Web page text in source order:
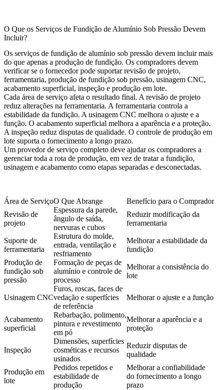
O Que os Serviços de Fundição de Alumínio Sob Pressão Devem
Incluir?
Os serviços de fundição de alumínio sob pressão devem incluir mais
do que apenas a produção de fundição. Os compradores devem
verificar se o fornecedor pode suportar revisão de projeto,
ferramentaria, produção de fundição sob pressão, usinagem CNC,
acabamento superficial, inspeção e produção em lote.
Cada área de serviço afeta o resultado final. A revisão de projeto
reduz alterações na ferramentaria. A ferramentaria controla a
estabilidade da fundição. A usinagem CNC melhora o ajuste e a
função. O acabamento superficial melhora a aparência e a proteção.
A inspeção reduz disputas de qualidade. O controle de produção em
lote suporta o fornecimento a longo prazo.
Um provedor de serviço completo deve ajudar os compradores a
gerenciar toda a rota de produção, em vez de tratar a fundição,
usinagem e acabamento como etapas separadas e desconectadas.
Área de ServiçoO Que Abrange
Benefício para o Comprador
Revisão de
projeto
Espessura da parede,
ângulo de saída,
nervuras e cubos
Reduzir modificação da
ferramentaria
Suporte de
ferramentaria
Estrutura do molde,
entrada, ventilação e
resfriamento
Melhorar a estabilidade da
fundição
Produção de
fundição sob
pressão
Formação de peças de
alumínio e controle de
processo
Melhorar a consistência do
lote
Usinagem CNC
Furos, roscas, faces de
vedação e superfícies
de referência
Melhorar o ajuste e a função
Acabamento
superficial
Rebarbação, polimento,
pintura e revestimento
em pó
Melhorar a aparência e a
proteção
Inspeção
Dimensões, superfícies
cosméticas e recursos
usinados
Reduzir disputas de
qualidade
Produção em
lote
Pedidos repetidos e
estabilidade de
produção
Melhorar a confiabilidade
do fornecimento a longo
prazo